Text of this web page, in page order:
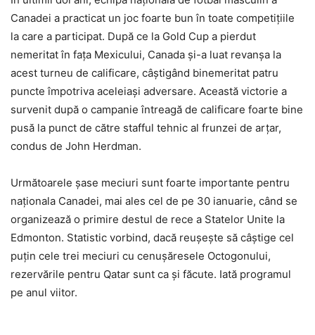
Canadei a practicat un joc foarte bun în toate competițiile
la care a participat. După ce la Gold Cup a pierdut
nemeritat în fața Mexicului, Canada și-a luat revanșa la
acest turneu de calificare, câștigând binemeritat patru
puncte împotriva aceleiași adversare. Această victorie a
survenit după o campanie întreagă de calificare foarte bine
pusă la punct de către stafful tehnic al frunzei de arțar,
condus de John Herdman.
Următoarele şase meciuri sunt foarte importante pentru
naționala Canadei, mai ales cel de pe 30 ianuarie, când se
organizează o primire destul de rece a Statelor Unite la
Edmonton. Statistic vorbind, dacă reușește să câștige cel
puțin cele trei meciuri cu cenușăresele Octogonului,
rezervările pentru Qatar sunt ca și făcute. Iată programul
pe anul viitor.